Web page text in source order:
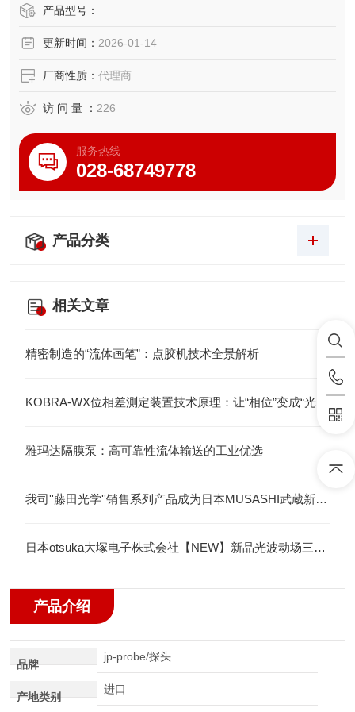
其在微裂纹、气孔等亚表面缺陷的定位与成像中表现突出。
产品型号：
更新时间： 2026-01-14
厂商性质： 代理商
访 问 量 ： 226
服务热线
028-68749778
产品分类
相关文章
精密制造的“流体画笔”：点胶机技术全景解析
雅玛达隔膜泵：高可靠性流体输送的工业优选
我司''藤田光学''销售系列产品成为日本MUSASHI武蔵新的代理店
日本otsuka大塚电子株式会社【NEW】新品光波动场三次元显微镜MINUK
产品介绍
品牌
jp-probe/探头
产地类别
进口